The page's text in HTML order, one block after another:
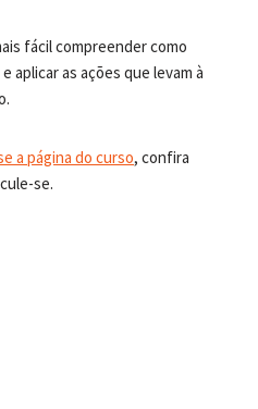
fácil compreender como
aplicar as ações que levam à
a página do curso, confira
se.